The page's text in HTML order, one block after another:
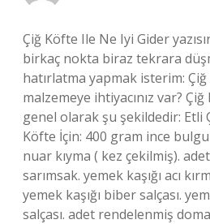
Çiğ Köfte Ile Ne Iyi Gider
birkaç nokta biraz tekrara
hatırlatma yapmak isterim:
malzemeye ihtiyacınız var?
genel olarak şu şekildedir: Etli
Köfte İçin: 400 gram ince
nuar kıyma ( kez çekilmiş).
sarımsak. yemek kaşığı acı
yemek kaşığı biber salçası.
salçası. adet rendelenmiş